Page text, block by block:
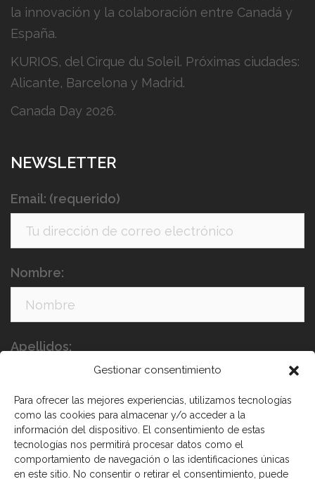
Gestionar consentimiento
Para ofrecer las mejores experiencias, utilizamos tecnologías
como las cookies para almacenar y/o acceder a la
información del dispositivo. El consentimiento de estas
tecnologías nos permitirá procesar datos como el
comportamiento de navegación o las identificaciones únicas
en este sitio. No consentir o retirar el consentimiento, puede
la innovación y la colaboración entre Canadá y
España.
KURIOS, del Cirque du Soleil. Próximas ciudades:
Alicante, Barcelona y Madrid.
Canada Day 2026.
NEWSLETTER
Email: (requerido)
Nombre:
Apellidos: